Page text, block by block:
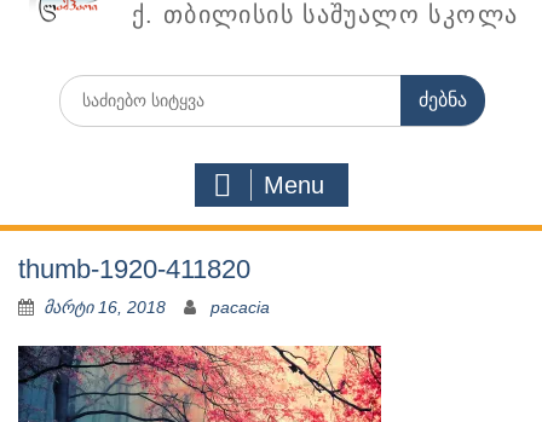
ქ. თბილისის საშუალო სკოლა
Search
for:
Menu
thumb-1920-411820
მარტი 16, 2018 pacacia